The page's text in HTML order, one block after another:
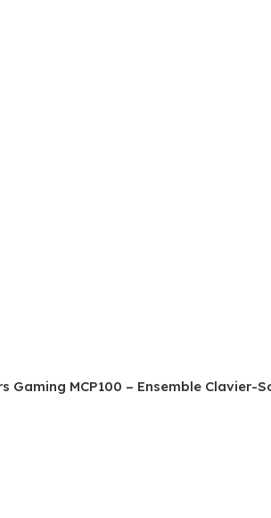
MCP100 – Ensemble Clavier-